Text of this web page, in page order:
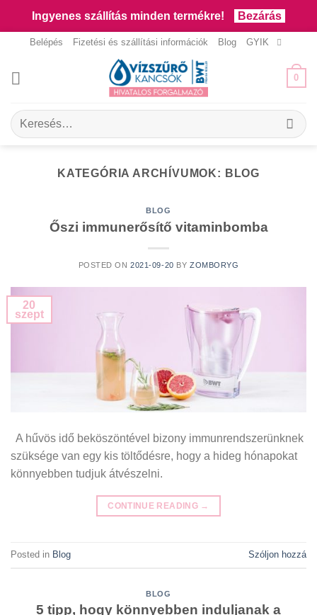
Ingyenes szállítás minden termékre!
Bezárás
content
Belépés Fizetési és szállítási információk Blog GYIK
0
Keresés
a
KATEGÓRIA ARCHÍVUMOK: BLOG
BLOG
Őszi immunerősítő vitaminbomba
POSTED ON2021-09-20 BY ZOMBORYG
20
szept
A hűvös idő beköszöntével bizony immunrendszerünknek
szüksége van egy kis töltődésre, hogy a hideg hónapokat
könnyebben tudjuk átvészelni.
CONTINUE READING →
Posted in Blog Szóljon hozzá
BLOG
5 tipp, hogy könnyebben induljanak a